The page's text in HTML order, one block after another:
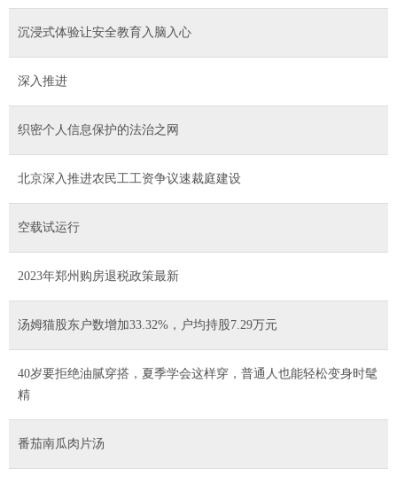
沉浸式体验让安全教育入脑入心
深入推进
织密个人信息保护的法治之网
北京深入推进农民工工资争议速裁庭建设
空载试运行
2023年郑州购房退税政策最新
汤姆猫股东户数增加33.32%，户均持股7.29万元
40岁要拒绝油腻穿搭，夏季学会这样穿，普通人也能轻松变身时髦
精
番茄南瓜肉片汤